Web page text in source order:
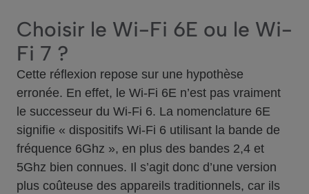
Choisir le Wi-Fi 6E ou le Wi-
Fi 7 ?
Cette réflexion repose sur une hypothèse
erronée. En effet, le Wi-Fi 6E n’est pas vraiment
le successeur du Wi-Fi 6. La nomenclature 6E
signifie « dispositifs Wi-Fi 6 utilisant la bande de
fréquence 6Ghz », en plus des bandes 2,4 et
5Ghz bien connues. Il s’agit donc d’une version
plus coûteuse des appareils traditionnels, car ils